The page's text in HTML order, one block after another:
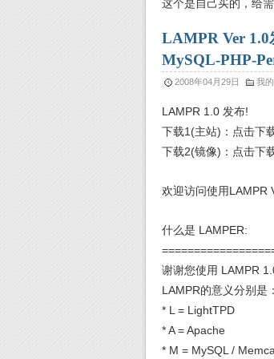
这个是自己买的，给
LAMPR Ver 1.0
MySQL-PHP-
2008年04月29日 我
LAMPR 1.0 发布!
下载1(主站)：点击下
下载2(镜像)：点击下
欢迎访问使用LAMPR
什么是 LAMPER:
谢谢您使用 LAMPR
LAMPR的意义分别是：
* L = LightTPD
* A = Apache
* M = MySQL /